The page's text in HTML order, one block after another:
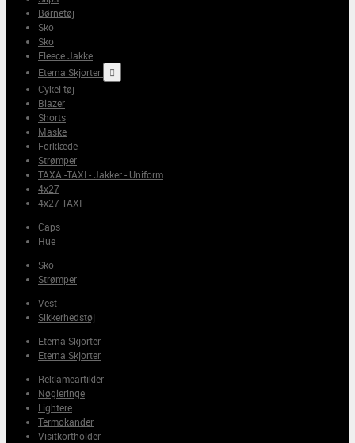
Børnetøj
Sko
Sko
Fleece Jakke
Eterna Skjorter

Cykel tøj
Blazer
Shorts
Maske
Forklæde
Strømper
TAXA -TAXI - Jakker - Uniform
4x27
4x27 TAXI
Caps
Hue
Sko
Strømper
Vest
Sikkerhedstøj
Eterna Skjorter
Eterna Skjorter
Reklameartikler
Nøgleringe
Lightere
Termokander
Visitkortholder